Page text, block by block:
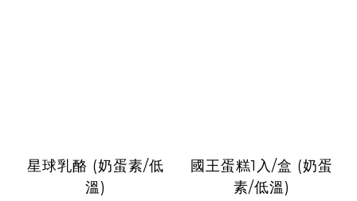
星球乳酪 (奶蛋素/低
溫)
國王蛋糕1入/盒 (奶蛋
素/低溫)